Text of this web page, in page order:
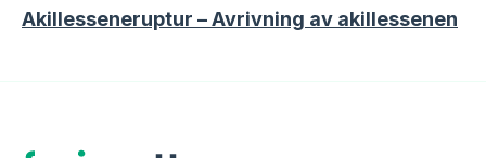
Akillesseneruptur – Avrivning av akillessenen